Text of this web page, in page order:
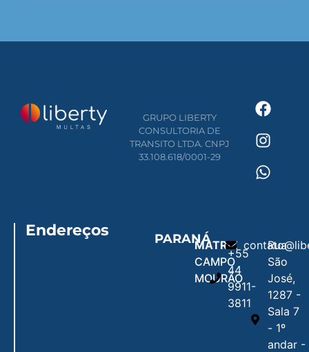
GRUPO LIBERTY
CONSULTORIA DE
TRANSITO LTDA. CNPJ
33.108.618/0001-29
Endereços PARANÁMATRIZ
CAMPO
MOURÃO
+55
44
9911-
3811
Rua
São
José,
1287 -
Sala 7
- 1º
andar -